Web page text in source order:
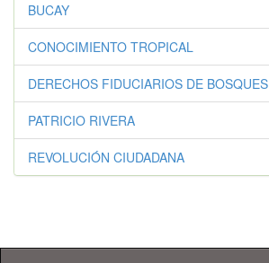
BUCAY
CONOCIMIENTO TROPICAL
DERECHOS FIDUCIARIOS DE BOSQUES
PATRICIO RIVERA
REVOLUCIÓN CIUDADANA